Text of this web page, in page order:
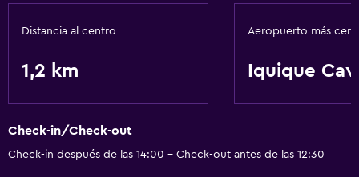
Papel higiénico
Servicios y facilidades
Distancia al centro
1,2 km
Aeropuerto más
Iquique
Check-in/Check-out
Check-in después de las 14:00 - Check-out antes de las 12:30